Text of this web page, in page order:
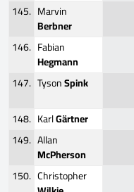
145. Marvin
Berbner
146. Fabian
Hegmann
147. TysonSpink
148. KarlGärtner
149. Allan
McPherson
150. Christopher